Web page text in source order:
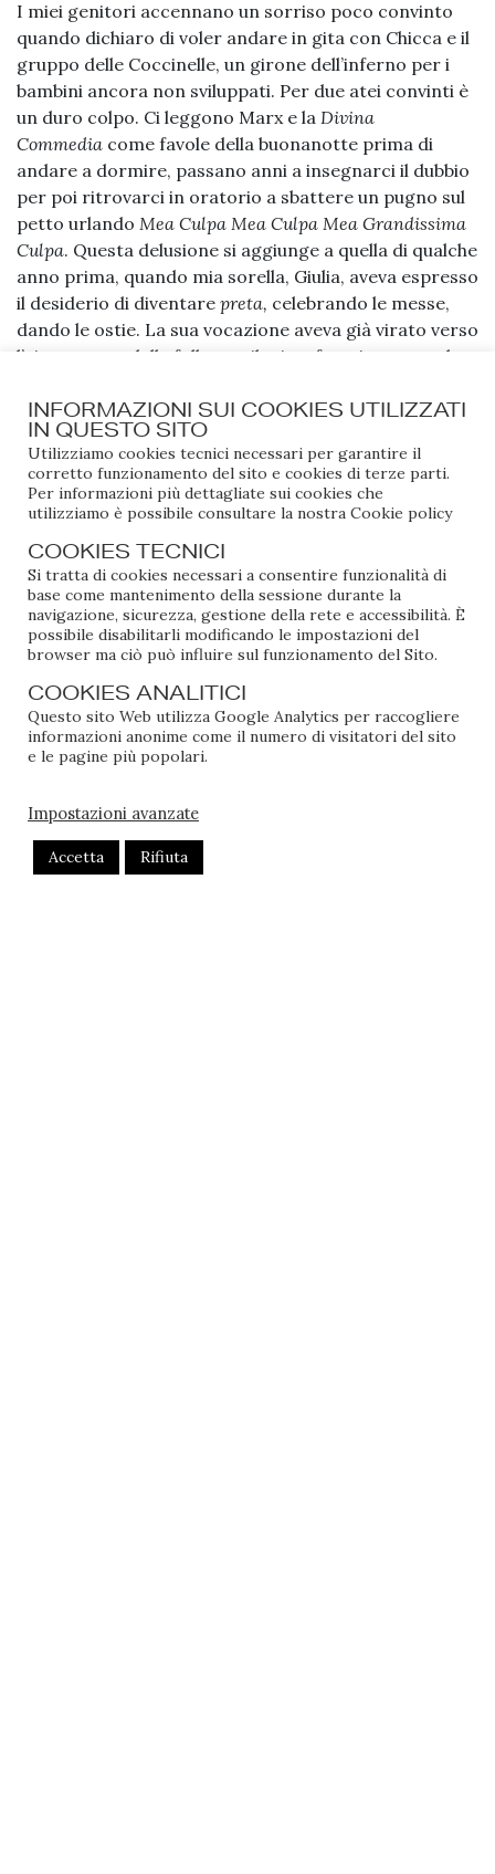
I miei genitori accennano un sorriso poco convinto
quando dichiaro di voler andare in gita con Chicca e il
gruppo delle Coccinelle, un girone dell’inferno per i
bambini ancora non sviluppati. Per due atei convinti è
un duro colpo. Ci leggono Marx e la Divina
Commedia come favole della buonanotte prima di
andare a dormire, passano anni a insegnarci il dubbio
per poi ritrovarci in oratorio a sbattere un pugno sul
petto urlando Mea Culpa Mea Culpa Mea Grandissima
Culpa. Questa delusione si aggiunge a quella di qualche
anno prima, quando mia sorella, Giulia, aveva espresso
il desiderio di diventare preta, celebrando le messe,
dando le ostie. La sua vocazione aveva già virato verso
l’aizzamento delle folle con il microfono in mano e le
così hanno purificato anche me. Siamo state
battezzate dal Monsignore Beppe, il cugino di mia
madre. Quando spalanca le porte della chiesa, con il
saio che ondeggia dietro di lui, sorpassa il Don e si
prende l’altare con la sicurezza di chi sa già di essere il
protagonista della giornata, da vera Diva della
Diocesi. Tutte le vecchie del paese lo guardavano
rapite. Ma dopo questo breve momento di celebrità
cattolica, mentre a Giulia è semplicemente passata e
si è messa a suonare in una band punk, per me è stato
fallito con molto più dolore, pentimento e risonanza.
A causa della contaminazione siamo già in prima
intossicazione, di quelle che senti ogni mese nei campi
quasi letale, che obbliga sul cesso 40 bambini e 10
INFORMAZIONI SUI COOKIES UTILIZZATI
IN QUESTO SITO
Utilizziamo cookies tecnici necessari per garantire il
corretto funzionamento del sito e cookies di terze parti.
Per informazioni più dettagliate sui cookies che
utilizziamo è possibile consultare la nostra Cookie policy
COOKIES TECNICI
Si tratta di cookies necessari a consentire funzionalità di
base come mantenimento della sessione durante la
navigazione, sicurezza, gestione della rete e accessibilità. È
possibile disabilitarli modificando le impostazioni del
browser ma ciò può influire sul funzionamento del Sito.
COOKIES ANALITICI
Questo sito Web utilizza Google Analytics per raccogliere
informazioni anonime come il numero di visitatori del sito
e le pagine più popolari.
Impostazioni avanzate
Accetta Rifiuta